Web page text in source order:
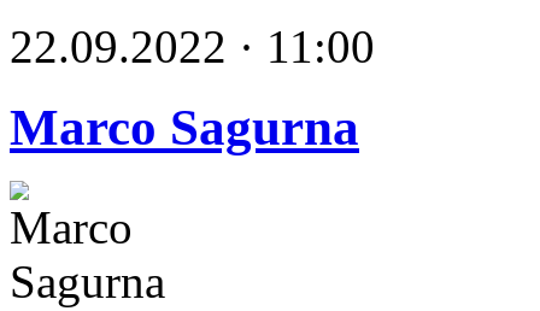
22.09.2022 · 11:00
Marco Sagurna